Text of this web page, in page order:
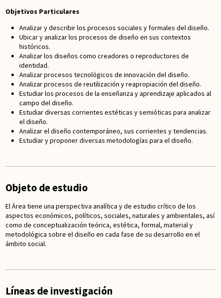
Objetivos Particulares
Analizar y describir los procesos sociales y formales del diseño.
Ubicar y analizar los procesos de diseño en sus contextos
históricos.
Analizar los diseños como creadores o reproductores de
identidad.
Analizar procesos tecnológicos de innovación del diseño.
Analizar procesos de reutilización y reapropiación del diseño.
Estudiar los procesos de la enseñanza y aprendizaje aplicados al
campo del diseño.
Estudiar diversas corrientes estéticas y semióticas para analizar
el diseño.
Analizar el diseño contemporáneo, sus corrientes y tendencias.
Estudiar y proponer diversas metodologías para el diseño.
Objeto de estudio
El Área tiene una perspectiva analítica y de estudio crítico de los
aspectos económicos, políticos, sociales, naturales y ambientales, así
como de conceptualización teórica, estética, formal, material y
metodológica sobre el diseño en cada fase de su desarrollo en el
ámbito social.
Líneas de investigación